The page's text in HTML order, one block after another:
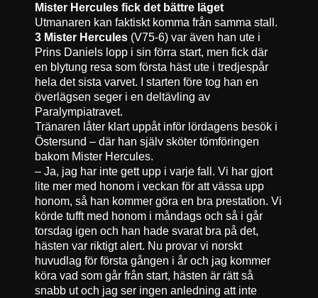
Mister Hercules fick det bättre läget
Utmanaren kan faktiskt komma från samma stall.
3 Mister Hercules (V75-6) var även han ute i
Prins Daniels lopp i sin förra start, men fick där
en blytung resa som första häst ute i tredjespår
hela det sista varvet. I starten före tog han en
överlägsen seger i en deltävling av
Paralympiatravet.
Tränaren låter klart uppåt inför lördagens besök i
Östersund – där han själv sköter tömföringen
bakom Mister Hercules.
– Ja, jag har inte gett upp i varje fall. Vi har gjort
lite mer med honom i veckan för att vässa upp
honom, så han kommer göra en bra prestation. Vi
körde tufft med honom i måndags och så i går
torsdag igen och han hade svarat bra på det,
hästen var riktigt alert. Nu provar vi norskt
huvudlag för första gången i år och jag kommer
köra vad som går från start, hästen är rätt så
snabb ut och jag ser ingen anledning att inte